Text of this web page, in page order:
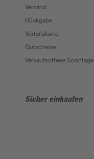
Versand
Rückgabe
Vorteilskarte
Gutscheine
Verkaufsoffene Sonntage
Sicher einkaufen